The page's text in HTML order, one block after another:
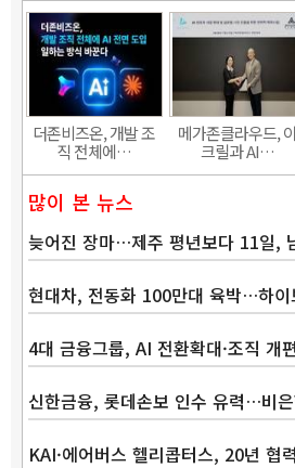
더존비즈온, 개발 조
직 전체에…
메가존클라우드,
크릴과 AI…
많이 본 뉴스
늦어진 장마…제주 평년보다 11일,
현대차, 전동화 100만대 육박…하
4대 금융그룹, AI 전환확대·조직 개
신한금융, 롯데손보 인수 유력…비
KAI·에어버스 헬리콥터스, 20년 협